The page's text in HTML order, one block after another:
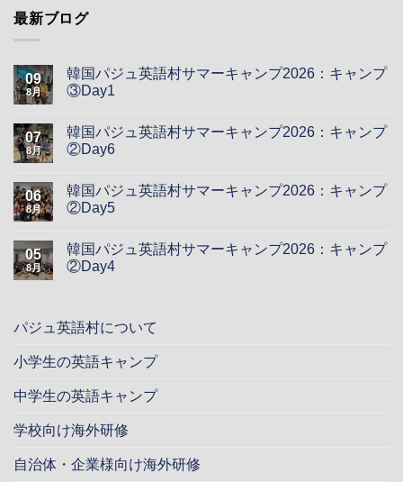
最新ブログ
09
8月
韓国パジュ英語村サマーキャンプ2026：キャンプ
③Day1
07
8月
韓国パジュ英語村サマーキャンプ2026：キャンプ
②Day6
06
8月
韓国パジュ英語村サマーキャンプ2026：キャンプ
②Day5
05
8月
韓国パジュ英語村サマーキャンプ2026：キャンプ
②Day4
パジュ英語村について
小学生の英語キャンプ
中学生の英語キャンプ
学校向け海外研修
自治体・企業様向け海外研修